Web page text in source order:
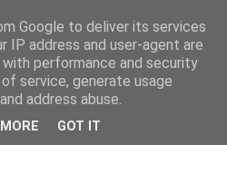
Google to deliver its services
IP address and user-agent are
performance and security
service, generate usage
address abuse.
GOT IT